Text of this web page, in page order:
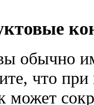
обычно
что
может